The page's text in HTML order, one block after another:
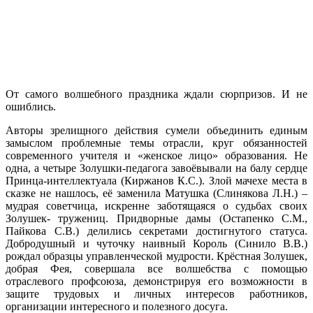
От самого волшебного праздника ждали сюрпризов. И не
ошиблись.
Авторы зрелищного действия сумели объединить единым
замыслом проблемные темы отрасли, круг обязанностей
современного учителя и «женское лицо» образования. Не
одна, а четыре Золушки-педагога завоёвывали на балу сердце
Принца-интеллектуала (Киржанов К.С.). Злой мачехе места в
сказке не нашлось, её заменила Матушка (Слинякова Л.Н.) –
мудрая советчица, искренне заботящаяся о судьбах своих
Золушек- тружениц. Придворные дамы (Остапенко С.М.,
Пайкова С.В.) делились секретами достигнутого статуса.
Добродушный и чуточку наивный Король (Синило В.В.)
рождал образцы управленческой мудрости. Крёстная Золушек,
добрая Фея, совершала все волшебства с помощью
отраслевого профсоюза, демонстрируя его возможности в
защите трудовых и личных интересов работников,
организации интересного и полезного досуга.